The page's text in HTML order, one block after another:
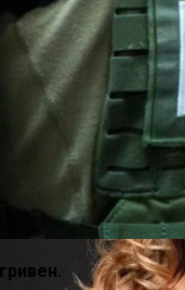
Трассе Одесса-
Два Грузовика